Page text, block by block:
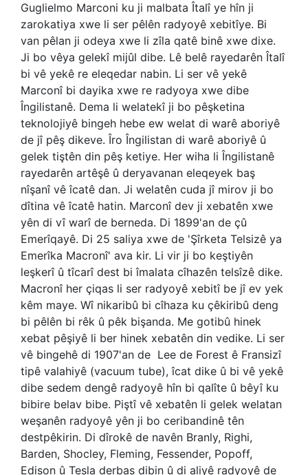
Guglielmo Marconi ku ji malbata Îtalî ye hîn ji
zarokatiya xwe li ser pêlên radyoyê xebitîye. Bi
van pêlan ji odeya xwe li zîla qatê binê xwe dixe.
Ji bo vêya gelekî mijûl dibe. Lê belê rayedarên Îtalî
bi vê yekê re eleqedar nabin. Li ser vê yekê
Marconî bi dayika xwe re radyoya xwe dibe
Îngilistanê. Dema li welatekî ji bo pêşketina
teknolojiyê bingeh hebe ew welat di warê aboriyê
de jî pêş dikeve. Îro Îngilistan di warê aboriyê û
gelek tiştên din pêş ketiye. Her wiha li Îngilistanê
rayedarên artêşê û deryavanan eleqeyek baş
nîşanî vê îcatê dan. Ji welatên cuda jî mirov ji bo
dîtina vê îcatê hatin. Marconî dev ji xebatên xwe
yên di vî warî de berneda. Di 1899'an de çû
Emerîqayê. Di 25 saliya xwe de 'Şîrketa Telsizê ya
Emerîka Macronî' ava kir. Li vir ji bo keştiyên
leşkerî û tîcarî dest bi îmalata cîhazên telsîzê dike.
Macronî her çiqas li ser radyoyê xebitî be jî ev yek
kêm maye. Wî nikaribû bi cîhaza ku çêkiribû deng
bi pêlên bi rêk û pêk bişanda. Me gotibû hinek
xebat pêşiyê li ber hinek xebatên din vedike. Li ser
vê bingehê di 1907'an de Lee de Forest ê Fransizî
tipê valahiyê (vacuum tube), îcat dike û bi vê yekê
dibe sedem dengê radyoyê hîn bi qalîte û bêyî ku
bibire belav bibe. Piştî vê xebatên li gelek welatan
weşanên radyoyê yên ji bo ceribandinê tên
destpêkirin. Di dîrokê de navên Branly, Righi,
Barden, Shocley, Fleming, Fessender, Popoff,
Edison û Tesla derbas dibin û di aliyê radyoyê de